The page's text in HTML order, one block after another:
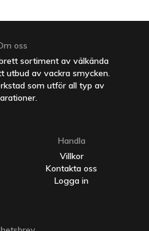
oss
sortiment av välkända
utbud av vackra smycken.
som utför all typ av
Handla
Villkor
Kontakta oss
Logga in